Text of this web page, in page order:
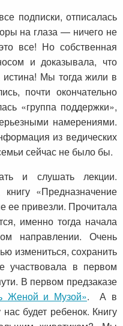
подписки, отписалась
на глаза — ничего не
все! Но собственная
и доказывала, что
Мы тогда жили в
почти окончательно
«группа поддержки»,
намерениями.
из ведических
сейчас не было бы.
и слушать лекции.
«Предназначение
ее привезли. Прочитала
именно тогда начала
направлении. Очень
измениться, сохранить
участвовала в первом
В первом предзаказе
Женой и Музой». А в
будет ребенок. Книгу